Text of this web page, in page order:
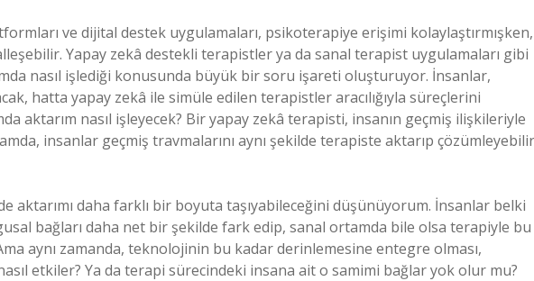
ve dijital destek uygulamaları, psikoterapiye erişimi kolaylaştırmışken,
Yapay zekâ destekli terapistler ya da sanal terapist uygulamaları gibi
nasıl işlediği konusunda büyük bir soru işareti oluşturuyor. İnsanlar,
hatta yapay zekâ ile simüle edilen terapistler aracılığıyla süreçlerini
aktarım nasıl işleyecek? Bir yapay zekâ terapisti, insanın geçmiş ilişkileriyle
insanlar geçmiş travmalarını aynı şekilde terapiste aktarıp çözümleyebilir
aktarımı daha farklı bir boyuta taşıyabileceğini düşünüyorum. İnsanlar belki
bağları daha net bir şekilde fark edip, sanal ortamda bile olsa terapiyle bu
aynı zamanda, teknolojinin bu kadar derinlemesine entegre olması,
etkiler? Ya da terapi sürecindeki insana ait o samimi bağlar yok olur mu?